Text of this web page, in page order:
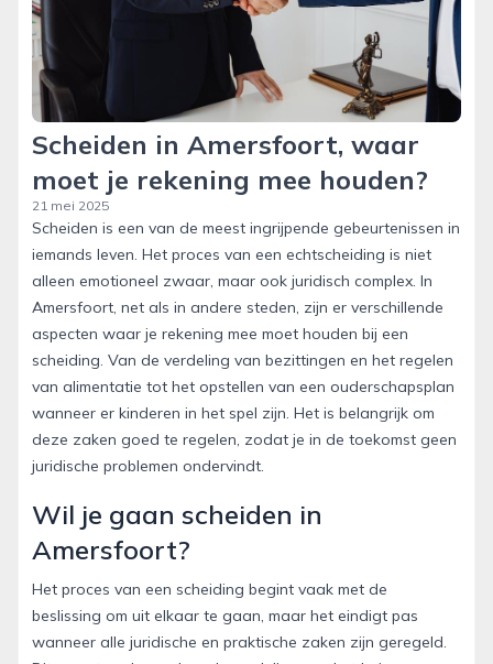
Scheiden in Amersfoort, waar
moet je rekening mee houden?
21 mei 2025
Scheiden is een van de meest ingrijpende gebeurtenissen in
iemands leven. Het proces van een echtscheiding is niet
alleen emotioneel zwaar, maar ook juridisch complex. In
Amersfoort, net als in andere steden, zijn er verschillende
aspecten waar je rekening mee moet houden bij een
scheiding. Van de verdeling van bezittingen en het regelen
van alimentatie tot het opstellen van een ouderschapsplan
wanneer er kinderen in het spel zijn. Het is belangrijk om
deze zaken goed te regelen, zodat je in de toekomst geen
juridische problemen ondervindt.
Wil je gaan scheiden in
Amersfoort?
Het proces van een scheiding begint vaak met de
beslissing om uit elkaar te gaan, maar het eindigt pas
wanneer alle juridische en praktische zaken zijn geregeld.